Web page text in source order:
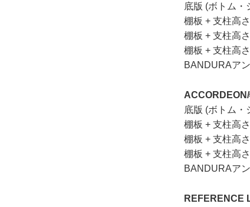
底版 (ボトム
棚板 + 支柱
棚板 + 支柱
棚板 + 支柱
BANDURA
底版 (ボトム
棚板 + 支柱
棚板 + 支柱
棚板 + 支柱
BANDURA
REFERENCE